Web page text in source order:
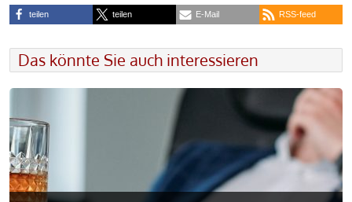
teilen teilen E-Mail RSS-feed
Das könnte Sie auch interessieren